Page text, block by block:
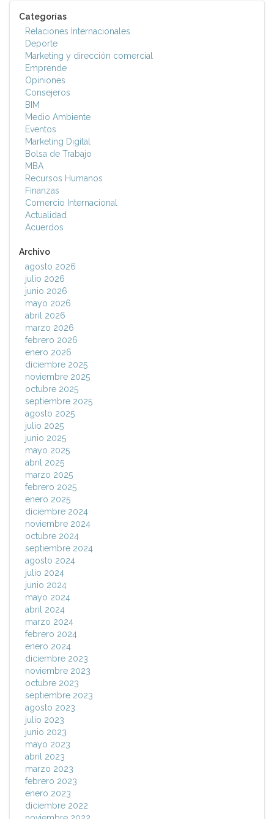
Categorías
Relaciones Internacionales
Deporte
Marketing y dirección comercial
Emprende
Opiniones
Consejeros
BIM
Medio Ambiente
Eventos
Marketing Digital
Bolsa de Trabajo
MBA
Recursos Humanos
Finanzas
Comercio Internacional
Actualidad
Acuerdos
Archivo
agosto 2026
julio 2026
junio 2026
mayo 2026
abril 2026
marzo 2026
febrero 2026
enero 2026
diciembre 2025
noviembre 2025
octubre 2025
septiembre 2025
agosto 2025
julio 2025
junio 2025
mayo 2025
abril 2025
marzo 2025
febrero 2025
enero 2025
diciembre 2024
noviembre 2024
octubre 2024
septiembre 2024
agosto 2024
julio 2024
junio 2024
mayo 2024
abril 2024
marzo 2024
febrero 2024
enero 2024
diciembre 2023
noviembre 2023
octubre 2023
septiembre 2023
agosto 2023
julio 2023
junio 2023
mayo 2023
abril 2023
marzo 2023
febrero 2023
enero 2023
diciembre 2022